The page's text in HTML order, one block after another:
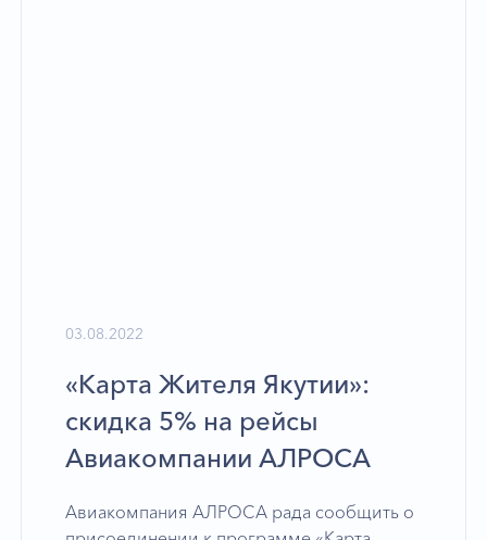
03.08.2022
«Карта Жителя Якутии»:
скидка 5% на рейсы
Авиакомпании АЛРОСА
Авиакомпания АЛРОСА рада сообщить о